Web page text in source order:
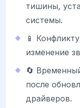
тишины,
системы.
📱
изменение
🔄
после
драйверов.